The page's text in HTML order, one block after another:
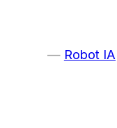
Robot IA